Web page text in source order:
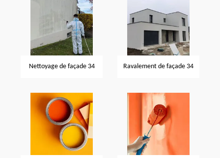
Nettoyage de façade 34 Ravalement de façade 34